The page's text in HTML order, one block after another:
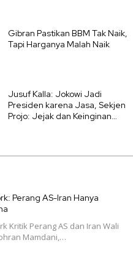
Gibran Pastikan BBM Tak Naik,
Tapi Harganya Malah Naik
Jusuf Kalla: Jokowi Jadi
Presiden karena Jasa, Sekjen
Projo: Jejak dan Keinginan
Perang AS-Iran Hanya
Kritik Perang AS dan Iran Wali
Mamdani,…